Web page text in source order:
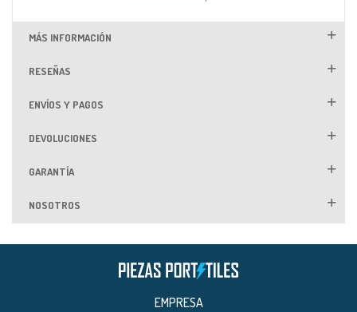
MÁS INFORMACIÓN
RESEÑAS
ENVÍOS Y PAGOS
DEVOLUCIONES
GARANTÍA
NOSOTROS
EMPRESA